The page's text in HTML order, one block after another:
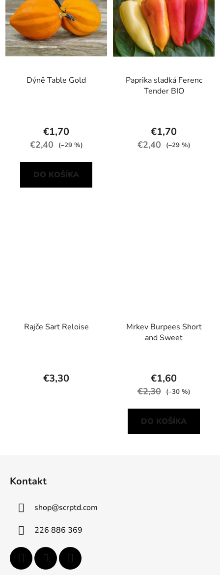
Dýně Table Gold
€1,70
€2,40 (–29 %)
DO KOŠÍKA
Paprika sladká Ferenc
Tender BIO
€1,70
€2,40 (–29 %)
Rajče Sart Reloise
€3,30
Mrkev Burpees Short
and Sweet
€1,60
€2,30 (–30 %)
DO KOŠÍKA
Kontakt
shop@scrptd.com
226 886 369